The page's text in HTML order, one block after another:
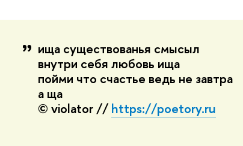
ища существованья смысыл
внутри себя любовь ища
пойми что счастье ведь не завтра
а ща
© violator //https://poetory.ru